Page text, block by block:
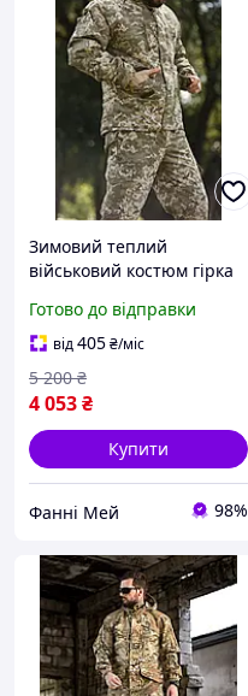
Зимовий теплий
військовий костюм гірка
Готово до відправки
від405₴/міс
4 053₴
5 200 ₴
Купити
Фанні Мей 98%